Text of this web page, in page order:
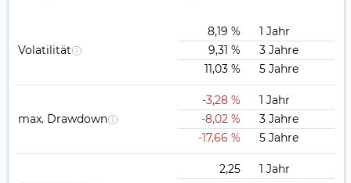
Volatilität
8,19 %
1 Jahr
9,31 %
3 Jahre
11,03 %
5 Jahre
max. Drawdown
-3,28 %
1 Jahr
-8,02 %
3 Jahre
-17,66 %
5 Jahre
2,25
1 Jahr